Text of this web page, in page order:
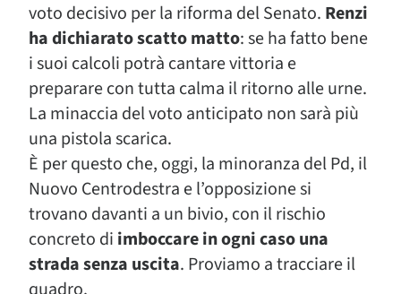
voto decisivo per la riforma del Senato. Renzi
ha dichiarato scatto matto: se ha fatto bene
i suoi calcoli potrà cantare vittoria e
preparare con tutta calma il ritorno alle urne.
La minaccia del voto anticipato non sarà più
una pistola scarica.
È per questo che, oggi, la minoranza del Pd, il
Nuovo Centrodestra e l’opposizione si
trovano davanti a un bivio, con il rischio
concreto di imboccare in ogni caso una
strada senza uscita. Proviamo a tracciare il